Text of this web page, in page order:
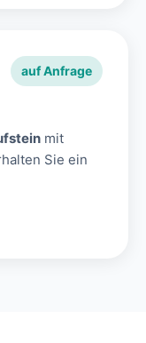
auf Anfrage
mit
Sie ein